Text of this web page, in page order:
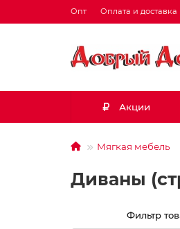
Опт Оплата и доставка
Акции
Мягкая мебель
Диваны
Фильтр